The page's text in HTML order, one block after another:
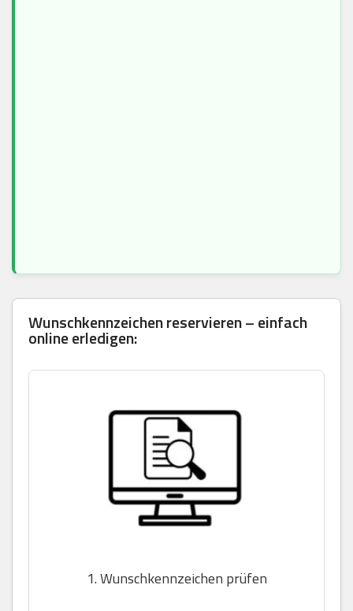
Wunschkennzeichen reservieren – einfach
online erledigen:
1. Wunschkennzeichen prüfen